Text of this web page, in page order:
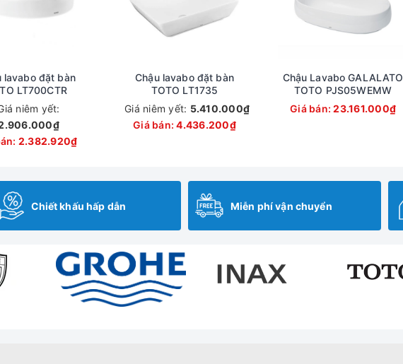
lavabo đặt bàn
LT700CTR
niêm yết:
2.382.920₫
Chậu lavabo đặt bàn
TOTO LT1735
Giá niêm yết: 5.410.000₫
Giá bán:4.436.200₫
Chậu Lavabo GALALATO
TOTO PJS05WEMW
Giá bán:23.161.000₫
Chiết khấu hấp dẫn Miễn phí vận chuyển